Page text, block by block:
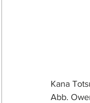
Kana
Abb.